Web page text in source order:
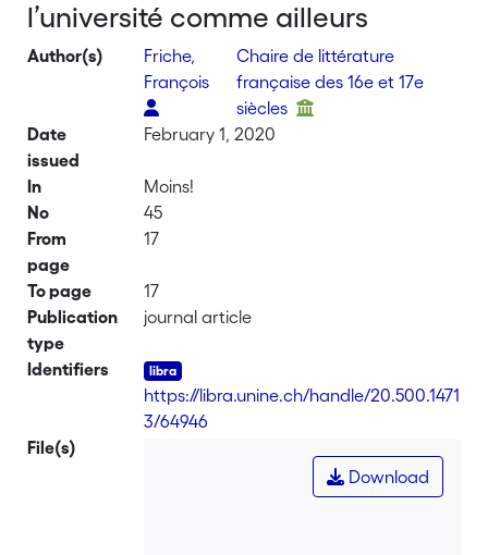
l’université comme ailleurs
Author(s)
Friche,
François
Chaire de littérature
française des 16e et 17e
siècles
Date
issued
February 1, 2020
In
Moins!
No
45
From
page
17
To page
17
Publication
type
journal article
Identifiers
https://libra.unine.ch/handle/20.500.1471
3/64946
File(s)
Download